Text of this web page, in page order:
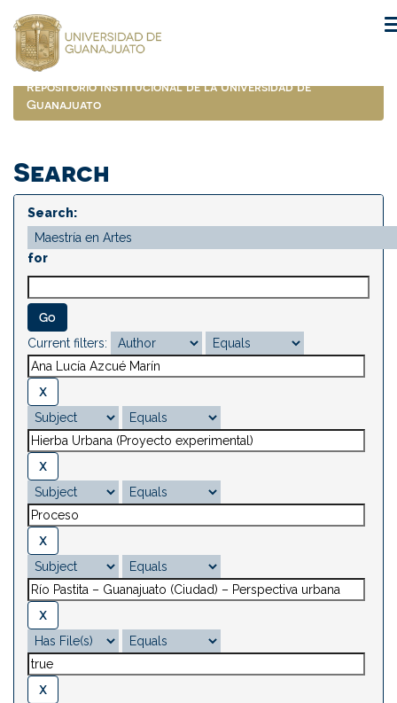
navigation
Repositorio Institucional de la Universidad de
Guanajuato
Search
Search:
for
Current filters: